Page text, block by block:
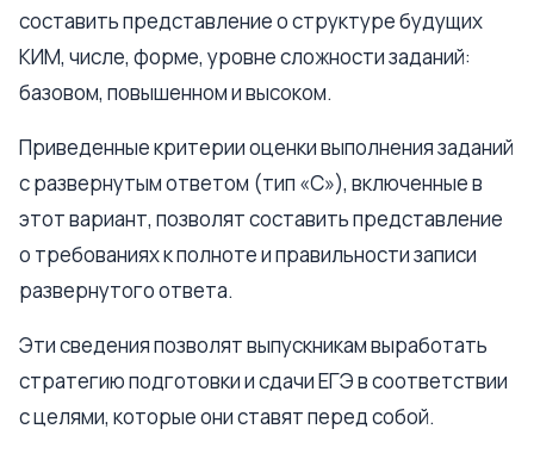
составить представление о структуре будущих
КИМ, числе, форме, уровне сложности заданий:
базовом, повышенном и высоком.
Приведенные критерии оценки выполнения заданий
с развернутым ответом (тип «С»), включенные в
этот вариант, позволят составить представление
о требованиях к полноте и правильности записи
развернутого ответа.
Эти сведения позволят выпускникам выработать
стратегию подготовки и сдачи ЕГЭ в соответствии
с целями, которые они ставят перед собой.